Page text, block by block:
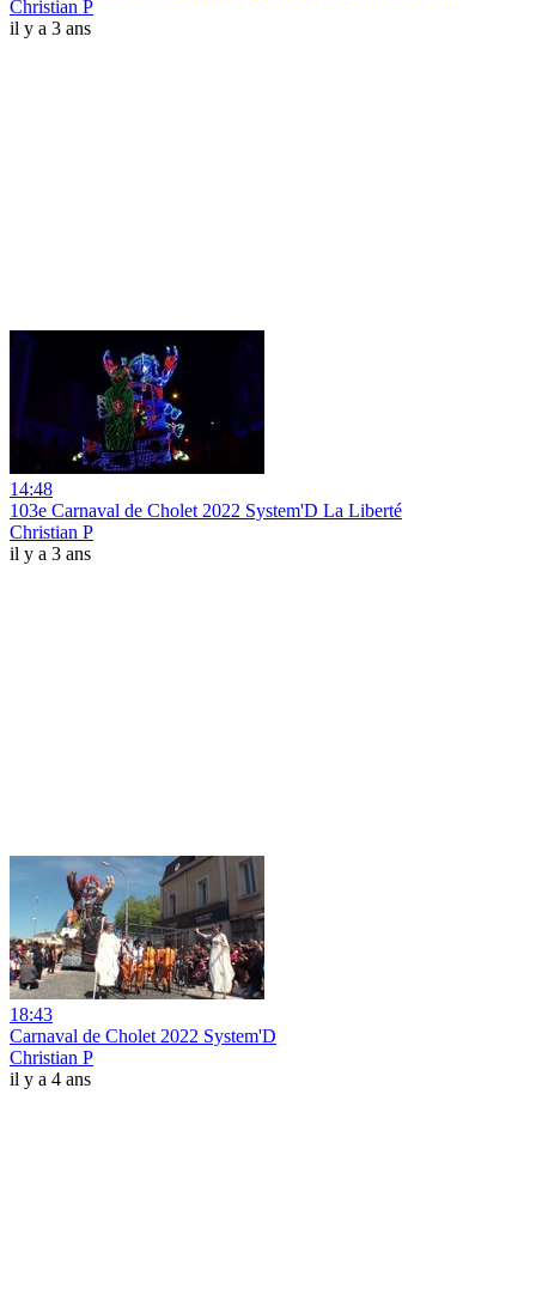
Christian P
il y a 3 ans
14:48
103e Carnaval de Cholet 2022 System'D La Liberté
Christian P
il y a 3 ans
18:43
Carnaval de Cholet 2022 System'D
Christian P
il y a 4 ans